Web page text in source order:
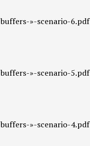
»-scenario-6.pdf
»-scenario-5.pdf
»-scenario-4.pdf